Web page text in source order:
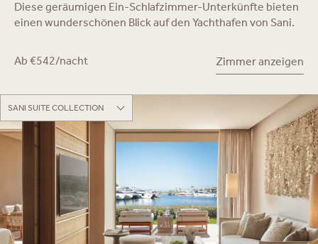
Diese geräumigen Ein-Schlafzimmer-Unterkünfte bieten
einen wunderschönen Blick auf den Yachthafen von Sani.
Ab €542/nacht Zimmer anzeigen
SANI SUITE COLLECTION